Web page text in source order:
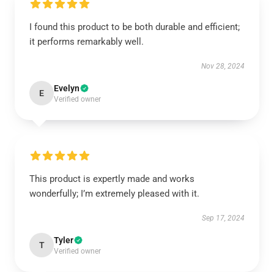
I found this product to be both durable and efficient;
it performs remarkably well.
Nov 28, 2024
E Evelyn
Verified owner
This product is expertly made and works
wonderfully; I’m extremely pleased with it.
Sep 17, 2024
T Tyler
Verified owner